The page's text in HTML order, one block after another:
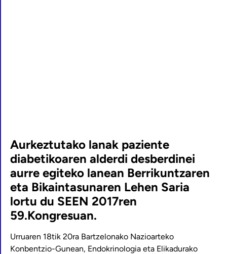
Aurkeztutako lanak paziente
diabetikoaren alderdi desberdinei
aurre egiteko lanean Berrikuntzaren
eta Bikaintasunaren Lehen Saria
lortu du SEEN 2017ren
59.Kongresuan.
Urruaren 18tik 20ra Bartzelonako Nazioarteko
Konbentzio-Gunean, Endokrinologia eta Elikadurako